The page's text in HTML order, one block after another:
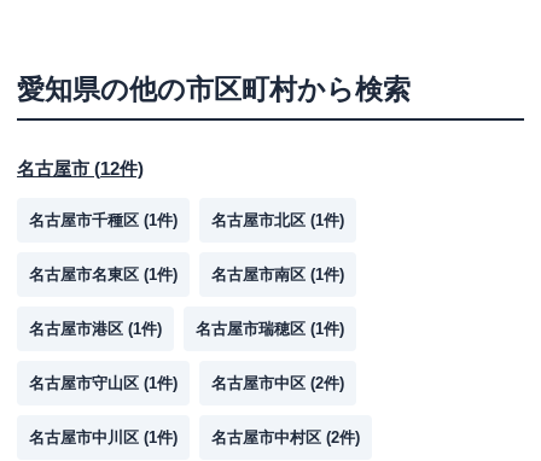
愛知県の他の市区町村から検索
名古屋市 (12件)
名古屋市千種区 (1件) 名古屋市北区 (1件)
名古屋市名東区 (1件) 名古屋市南区 (1件)
名古屋市港区 (1件) 名古屋市瑞穂区 (1件)
名古屋市守山区 (1件) 名古屋市中区 (2件)
名古屋市中川区 (1件) 名古屋市中村区 (2件)